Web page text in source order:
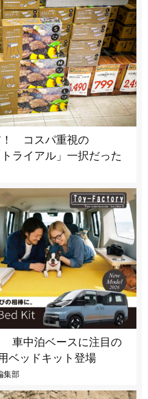
！ コスパ重視の
ライアル」一択だった
車中泊ベースに注目の
ベッドキット登場
集部